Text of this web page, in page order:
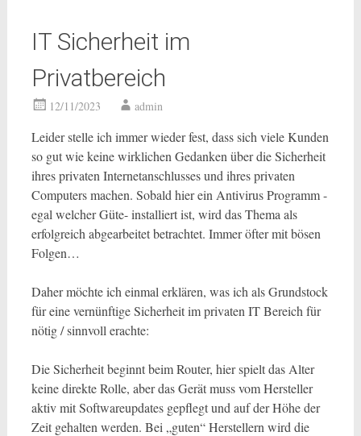
IT Sicherheit im
Privatbereich
12/11/2023 admin
Leider stelle ich immer wieder fest, dass sich viele Kunden
so gut wie keine wirklichen Gedanken über die Sicherheit
ihres privaten Internetanschlusses und ihres privaten
Computers machen. Sobald hier ein Antivirus Programm -
egal welcher Güte- installiert ist, wird das Thema als
erfolgreich abgearbeitet betrachtet. Immer öfter mit bösen
Folgen…
Daher möchte ich einmal erklären, was ich als Grundstock
für eine vernünftige Sicherheit im privaten IT Bereich für
nötig / sinnvoll erachte:
Die Sicherheit beginnt beim Router, hier spielt das Alter
keine direkte Rolle, aber das Gerät muss vom Hersteller
aktiv mit Softwareupdates gepflegt und auf der Höhe der
Zeit gehalten werden. Bei „guten“ Herstellern wird die